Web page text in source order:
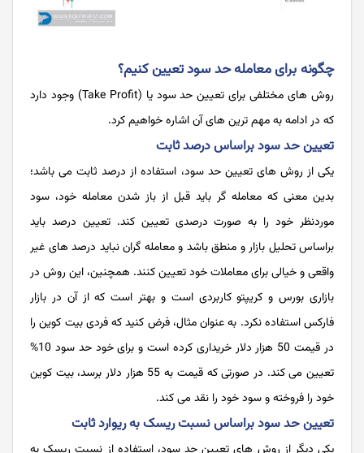
چگونه برای معامله حد سود تعیین کنیم؟
روش های مختلفی برای تعیین حد سود یا (Take Profit) وجود دارد
که در ادامه به مهم ترین های آن اشاره خواهیم کرد.
تعیین حد سود براساس درصد ثابت
یکی از روش های تعیین حد سود، استفاده از درصد ثابت می باشد؛
بدین معنی که معامله گر باید قبل از باز شدن معامله خود، سود
موردنظر خود را به صورت درصدی تعیین کند. تعیین درصد باید
براساس تحلیل بازار و منطق باشد و معامله گران نباید درصد های غیر
واقعی و خیالی برای معاملات خود تعیین کنند. همچنین، این روش در
بازاری بورس و کریپتو کاربردی است و بهتر است که از آن در بازار
فارکس استفاده نکرد. به عنوان مثال، فرض کنید که فردی بیت کوین را
در قیمت 50 هزار دلار خریداری کرده است و برای خود حد سود 10%
تعیین می کند. در صورتی که قیمت به 55 هزار دلار برسد، بیت کوین
خود را فروخته و سود خود را نقد می کند.
تعیین حد سود براساس نسبت ریسک به ریوارد ثابت